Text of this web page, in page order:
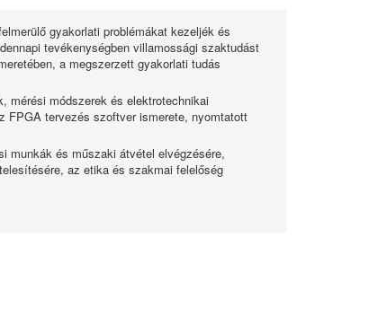
gyakorlati problémákat kezeljék és
tevékenységben villamossági szaktudást
a megszerzett gyakorlati tudás
mérési módszerek és elektrotechnikai
FPGA tervezés szoftver ismerete, nyomtatott
munkák és műszaki átvétel elvégzésére,
az etika és szakmai felelőség